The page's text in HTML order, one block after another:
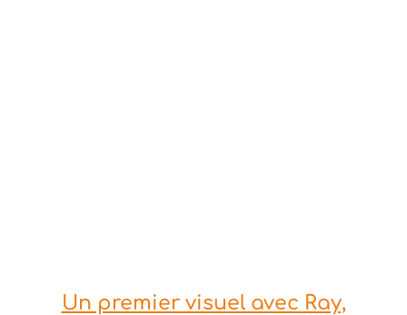
Un premier visuel avec Ray,